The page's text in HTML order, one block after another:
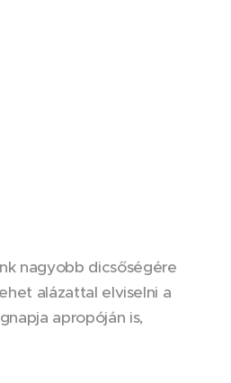
nagyobb dicsőségére
alázattal elviselni a
apropóján is,